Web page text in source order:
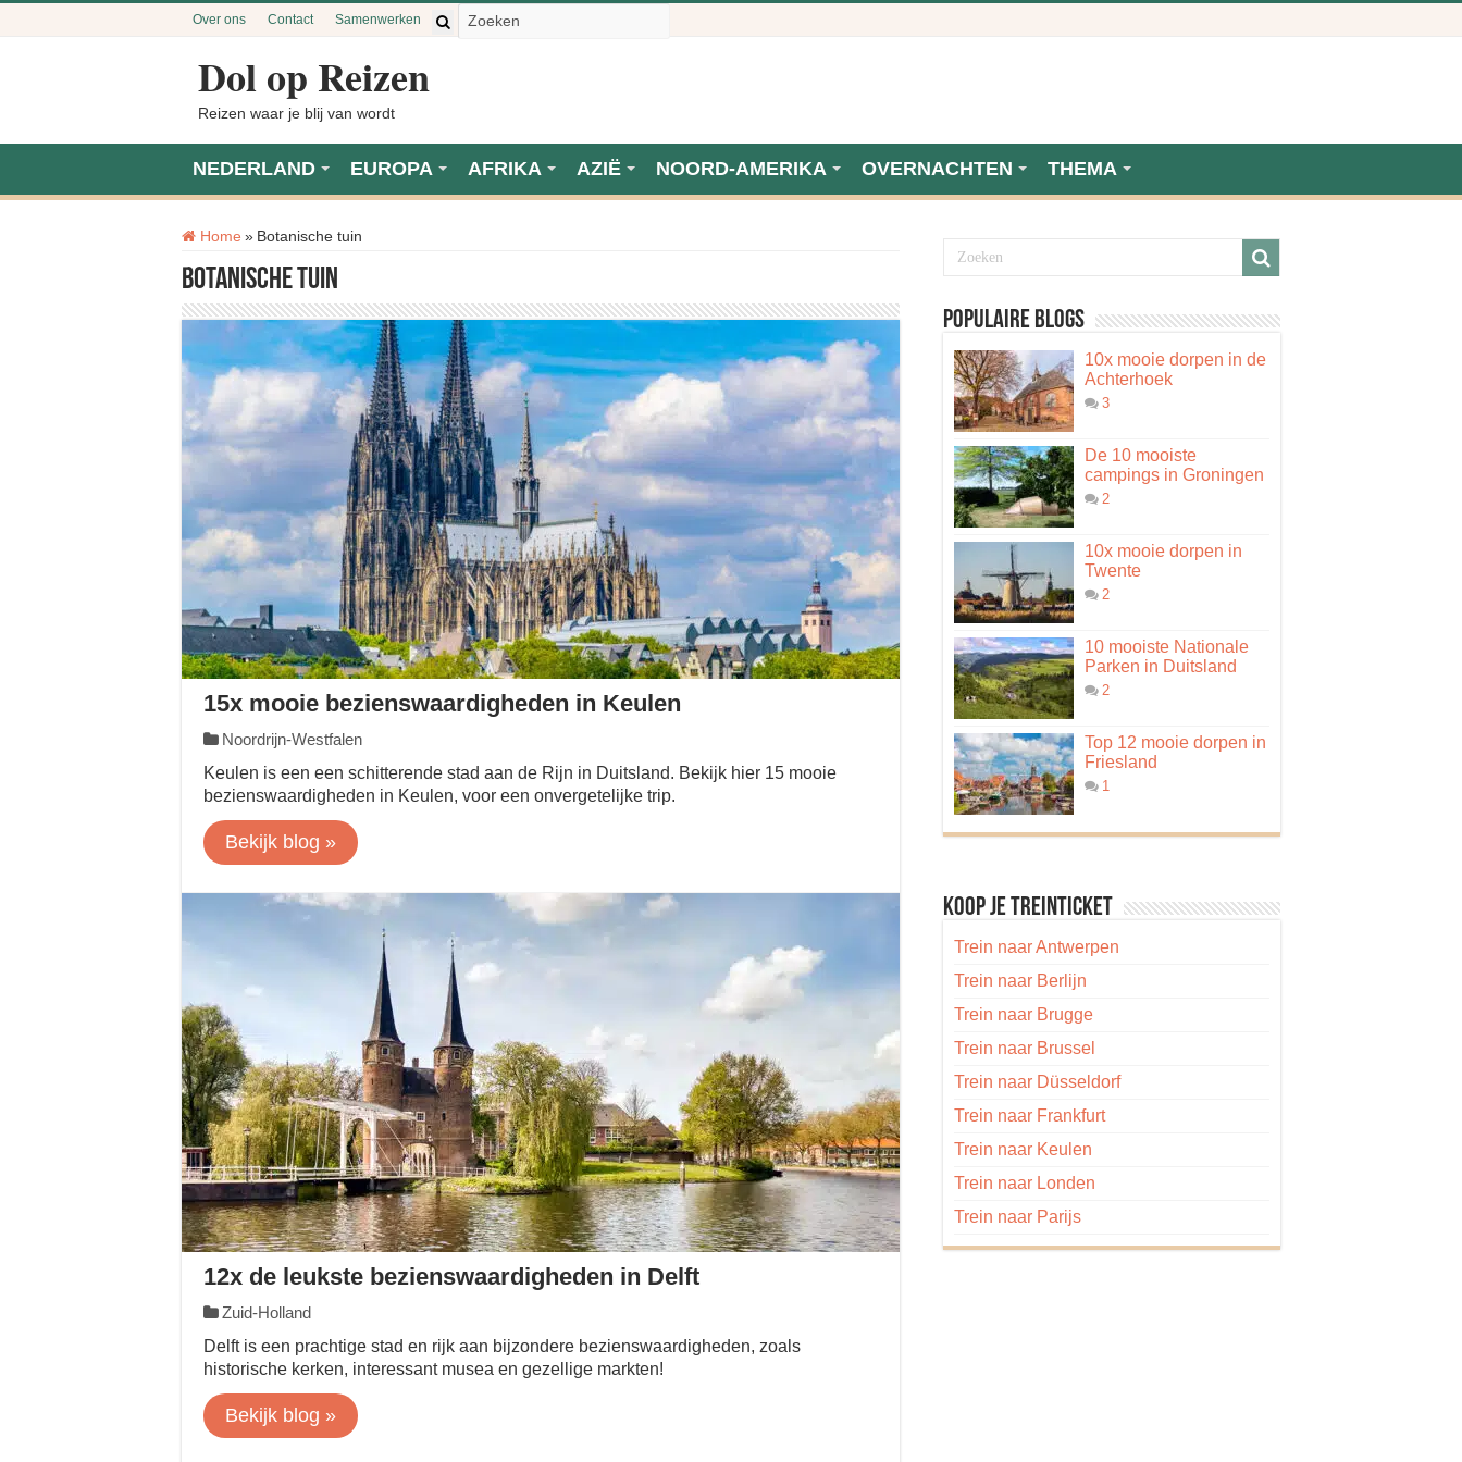
Over ons Contact Samenwerken
Dol op Reizen
Reizen waar je blij van wordt
NEDERLAND EUROPA AFRIKA AZIË NOORD-AMERIKA OVERNACHTEN THEMA
Home » Tag:
Botanische tuin
Botanische tuin
15x mooie bezienswaardigheden in Keulen
Noordrijn-Westfalen
Keulen is een een schitterende stad aan de Rijn in Duitsland. Bekijk hier 15 mooie
bezienswaardigheden in Keulen, voor een onvergetelijke trip.
Bekijk blog »
12x de leukste bezienswaardigheden in Delft
Zuid-Holland
Delft is een prachtige stad en rijk aan bijzondere bezienswaardigheden, zoals
historische kerken, interessant musea en gezellige markten!
Bekijk blog »
Populaire blogs
10x mooie dorpen in de
Achterhoek
3
De 10 mooiste
campings in Groningen
2
10x mooie dorpen in
Twente
2
10 mooiste Nationale
Parken in Duitsland
2
Top 12 mooie dorpen in
Friesland
1
Koop je treinticket
Trein naar Antwerpen
Trein naar Berlijn
Trein naar Brugge
Trein naar Brussel
Trein naar Düsseldorf
Trein naar Frankfurt
Trein naar Keulen
Trein naar Londen
Trein naar Parijs